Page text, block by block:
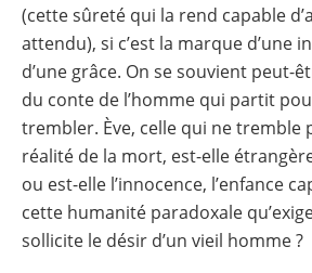
(cette sûreté qui la rend capable
attendu), si c’est la marque d’une
d’une grâce. On se souvient peut-
du conte de l’homme qui partit
trembler. Ève, celle qui ne tremble
réalité de la mort, est-elle
ou est-elle l’innocence, l’enfance
cette humanité paradoxale
sollicite le désir d’un vieil homme ?